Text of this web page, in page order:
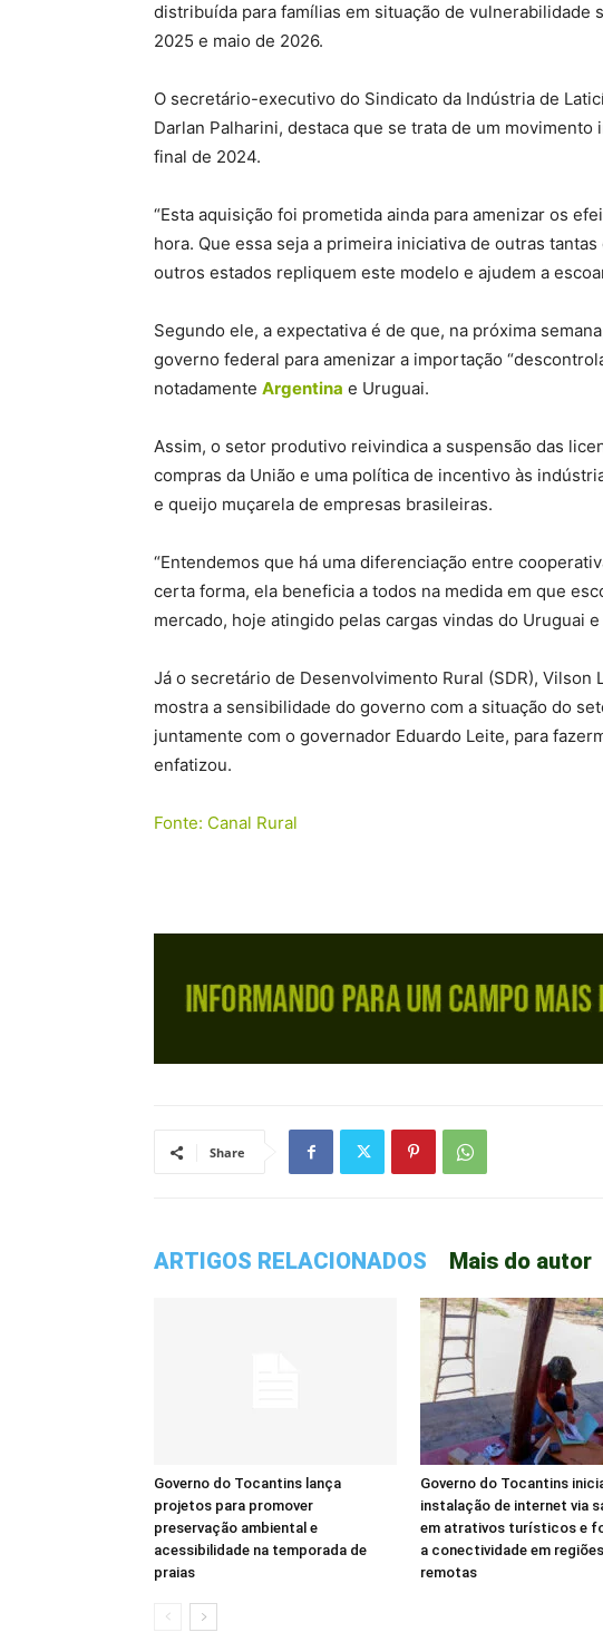
distribuída para famílias em situação de vulnerabilidade
2025 e maio de 2026.
O secretário-executivo do Sindicato da Indústria de
Darlan Palharini, destaca que se trata de um
final de 2024.
“Esta aquisição foi prometida ainda para amenizar os
hora. Que essa seja a primeira iniciativa de outras
outros estados repliquem este modelo e ajudem a
Segundo ele, a expectativa é de que, na próxima
governo federal para amenizar a importação
notadamente Argentina e Uruguai.
Assim, o setor produtivo reivindica a suspensão das
compras da União e uma política de incentivo às
e queijo muçarela de empresas brasileiras.
“Entendemos que há uma diferenciação entre
certa forma, ela beneficia a todos na medida em que
mercado, hoje atingido pelas cargas vindas do Uruguai
Já o secretário de Desenvolvimento Rural (SDR), Vilson
mostra a sensibilidade do governo com a situação do
juntamente com o governador Eduardo Leite, para
enfatizou.
Fonte: Canal Rural
Share
ARTIGOS RELACIONADOS Mais do autor
Governo do Tocantins lança
projetos para promover
preservação ambiental e
acessibilidade na temporada de
praias
Governo do Tocantins
instalação de internet via
em atrativos turísticos e
a conectividade em regiões
remotas